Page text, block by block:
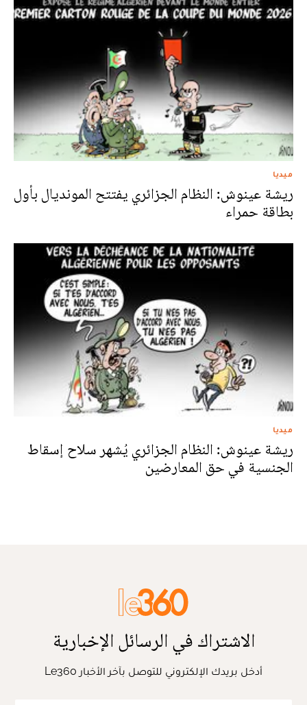
ميديا
ريشة عينوش: النظام الجزائري يفتتح المونديال بأول
بطاقة حمراء
ميديا
ريشة عينوش: النظام الجزائري يُشهر سلاح إسقاط
الجنسية في حق المعارضين
الاشتراك في الرسائل الإخبارية
أدخل بريدك الإلكتروني للتوصل بآخر الأخبار Le360